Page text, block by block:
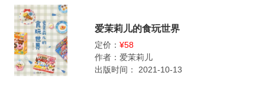
爱茉莉儿的食玩世界
定价： ¥58
作者： 爱茉莉儿
出版时间：
2021-10-13